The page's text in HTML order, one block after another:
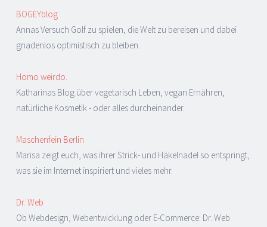
BOGEYblog
Annas Versuch Golf zu spielen, die Welt zu bereisen und dabei
gnadenlos optimistisch zu bleiben.
Homo weirdo.
Katharinas Blog über vegetarisch Leben, vegan Ernähren,
natürliche Kosmetik - oder alles durcheinander.
Maschenfein Berlin
Marisa zeigt euch, was ihrer Strick- und Häkelnadel so entspringt,
was sie im Internet inspiriert und vieles mehr.
Dr. Web
Ob Webdesign, Webentwicklung oder E-Commerce: Dr. Web